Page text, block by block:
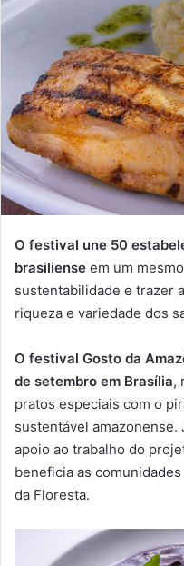
O festival une 50
brasiliense em um
sustentabilidade e trazer
riqueza e variedade dos
O festival Gosto da
de setembro em Brasília,
pratos especiais com o
sustentável
apoio ao trabalho do
beneficia as
da Floresta.